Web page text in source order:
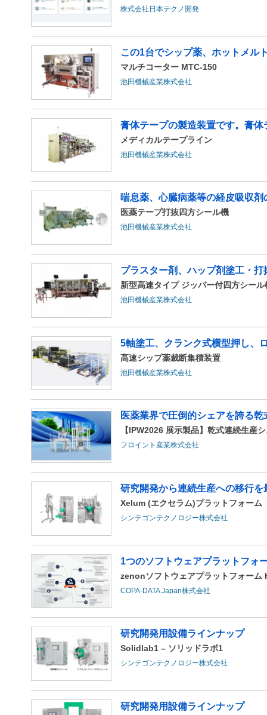
株式会社日本テクノ開発
この1台でシップ薬、ホットメル
マルチコーター MTC-150
池田機械産業株式会社
膏体テープの製造装置です。膏
メディカルテープライン
池田機械産業株式会社
喘息薬、心臓病薬等の経皮吸収剤
医薬テープ打抜四方シール機
池田機械産業株式会社
プラスター剤、ハップ剤塗工・
新型高速タイプ ジッパー付四方シー
池田機械産業株式会社
5軸塗工、クランク式横型押し、
高速シップ薬裁断集積装置
池田機械産業株式会社
医薬業界で圧倒的シェアを誇る乾
【IPW2026 展示製品】乾式連続生産
フロイント産業株式会社
研究開発から連続生産への移行を
Xelum (エクセラム)プラットフォーム
シンテゴンテクノロジー株式会社
1つのソフトウェアプラットフォ
zenonソフトウェアプラットフォーム
COPA-DATA Japan株式会社
研究開発用設備ラインナップ
Solidlab1 – ソリッドラボ1
シンテゴンテクノロジー株式会社
研究開発用設備ラインナップ